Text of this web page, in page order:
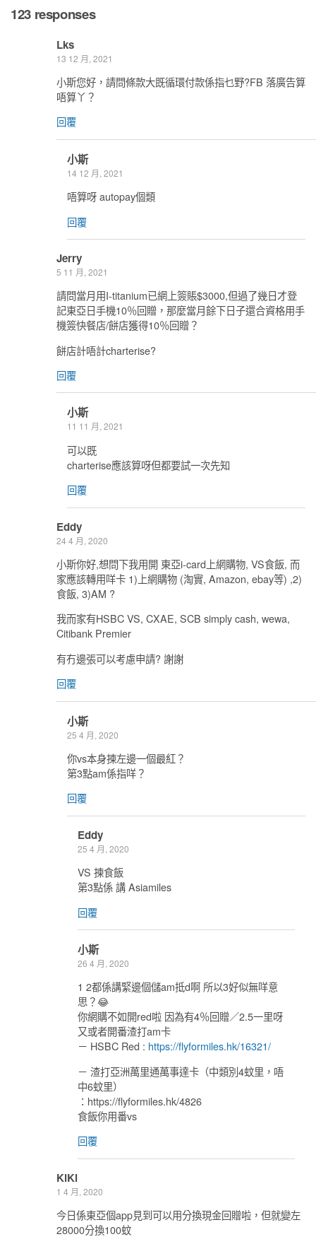
123 responses
Lks
13 12 月, 2021
小斯您好，請問條款大既循環付款係指乜野?FB 落廣告算
唔算丫？
回覆
小斯
14 12 月, 2021
唔算呀 autopay個類
回覆
Jerry
5 11 月, 2021
請問當月用I-titanium已網上簽賬$3000,但過了幾日才登
記東亞日手機10％回贈，那麼當月餘下日子還合資格用手
機簽快餐店/餅店獲得10％回贈？
餅店計唔計charterise?
回覆
小斯
11 11 月, 2021
可以既
charterise應該算呀但都要試一次先知
回覆
Eddy
24 4 月, 2020
小斯你好,想問下我用開 東亞i-card上網購物, VS食飯, 而
家應該轉用咩卡 1)上網購物 (淘實, Amazon, ebay等) ,2)
食飯, 3)AM ?
我而家有HSBC VS, CXAE, SCB simply cash, wewa,
Citibank Premier
有冇邊張可以考慮申請? 謝謝
回覆
小斯
25 4 月, 2020
你vs本身揀左邊一個最紅？
第3點am係指咩？
回覆
Eddy
25 4 月, 2020
VS 揀食飯
第3點係 講 Asiamiles
回覆
小斯
26 4 月, 2020
1 2都係講緊邊個儲am抵d啊 所以3好似無咩意
思？😂
你網購不如開red啦 因為有4％回贈／2.5一里呀
又或者開番渣打am卡
－ HSBC Red : https://flyformiles.hk/16321/
－ 渣打亞洲萬里通萬事達卡（中類別4蚊里，唔
中6蚊里）
：https://flyformiles.hk/4826
食飯你用番vs
回覆
KiKi
1 4 月, 2020
今日係東亞個app見到可以用分換現金回贈啦，但就變左
28000分換100蚊